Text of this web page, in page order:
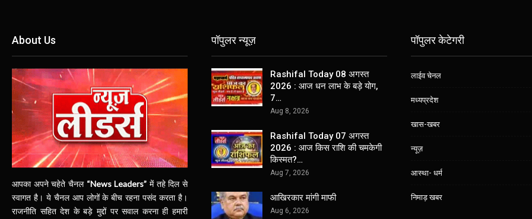
About Us
आपका अपने चहेते चैनल “News Leaders” में तहे दिल से
स्वागत है। ये चैनल आप लोगों के बीच रहना पसंद करता है।
राजनीति सहित देश के बड़े मुद्दों पर सवाल करना ही हमारी
पॉपुलर न्यूज़
Rashifal Today 08 अगस्त
2026 : आज धन लाभ के बड़े योग,
7…
Aug 8, 2026
Rashifal Today 07 अगस्त
2026 : आज किस राशि की चमकेगी
किस्मत?…
Aug 7, 2026
आखिरकार मांगी माफी
Aug 6, 2026
पॉपुलर केटेगरी
लाईव चेनल
मध्यप्रदेश
खास-खबर
न्यूज़
आस्था- धर्म
निमाड़ खबर